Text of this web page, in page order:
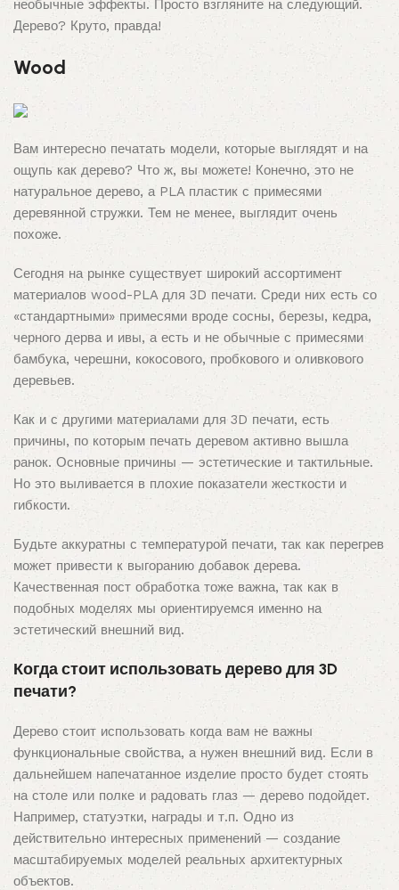
необычные эффекты. Просто взгляните на следующий.
Дерево? Круто, правда!
Wood
Вам интересно печатать модели, которые выглядят и на
ощупь как дерево? Что ж, вы можете! Конечно, это не
натуральное дерево, а PLA пластик с примесями
деревянной стружки. Тем не менее, выглядит очень
похоже.
Сегодня на рынке существует широкий ассортимент
материалов wood-PLA для 3D печати. Среди них есть со
«стандартными» примесями вроде сосны, березы, кедра,
черного дерва и ивы, а есть и не обычные с примесями
бамбука, черешни, кокосового, пробкового и оливкового
деревьев.
Как и с другими материалами для 3D печати, есть
причины, по которым печать деревом активно вышла
ранок. Основные причины — эстетические и тактильные.
Но это выливается в плохие показатели жесткости и
гибкости.
Будьте аккуратны с температурой печати, так как перегрев
может привести к выгоранию добавок дерева.
Качественная пост обработка тоже важна, так как в
подобных моделях мы ориентируемся именно на
эстетический внешний вид.
Когда стоит использовать дерево для 3D
печати?
Дерево стоит использовать когда вам не важны
функциональные свойства, а нужен внешний вид. Если в
дальнейшем напечатанное изделие просто будет стоять
на столе или полке и радовать глаз — дерево подойдет.
Например, статуэтки, награды и т.п. Одно из
действительно интересных применений — создание
масштабируемых моделей реальных архитектурных
объектов.